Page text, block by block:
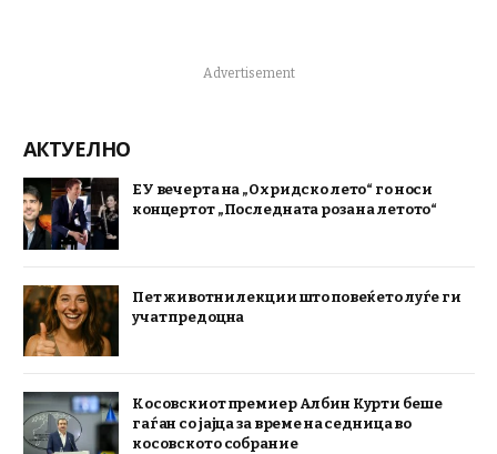
Advertisement
АКТУЕЛНО
ЕУ вечерта на „Охридско лето“ го носи
концертот „Последната роза на летото“
Пет животни лекции што повеќето луѓе ги
учат предоцна
Косовскиот премиер Албин Курти беше
гаѓан со јајца за време на седница во
косовското собрание